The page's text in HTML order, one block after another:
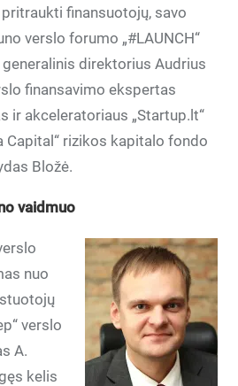
finansuotojų, savo
verslo forumo „#LAUNCH“
generalinis direktorius Audrius
finansavimo ekspertas
ir akceleratoriaus „Startup.lt“
Capital“ rizikos kapitalo fondo
Bložė.
vaidmuo
nuo
verslo
A.
kelis